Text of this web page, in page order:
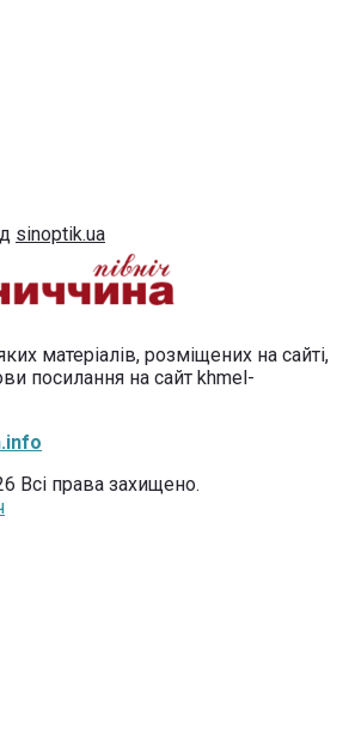
sinoptik.ua
матеріалів, розміщених на сайті,
посилання на сайт khmel-
Всі права захищено.